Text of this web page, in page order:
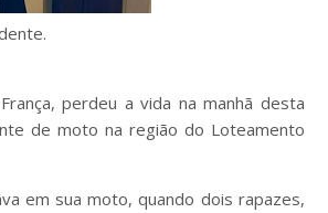
perdeu a vida na manhã desta
de moto na região do Loteamento
em sua moto, quando dois rapazes,